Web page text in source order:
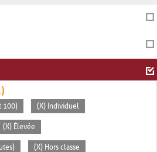
100) (X) Individuel
(X) Élevée
(X) Hors classe